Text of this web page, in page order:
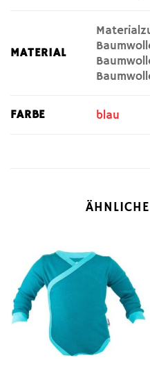
MATERIAL
FARBE blau